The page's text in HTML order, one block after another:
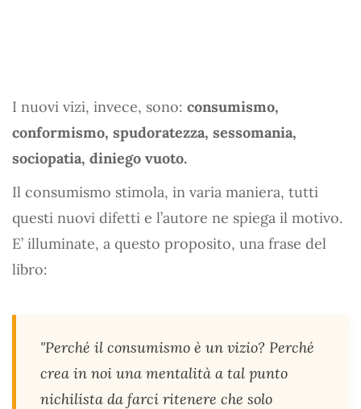
I nuovi vizi, invece, sono: consumismo,
conformismo, spudoratezza, sessomania,
sociopatia, diniego vuoto.
Il consumismo stimola, in varia maniera, tutti
questi nuovi difetti e l’autore ne spiega il motivo.
E’ illuminate, a questo proposito, una frase del
libro:
"Perché il consumismo è un vizio? Perché
crea in noi una mentalità a tal punto
nichilista da farci ritenere che solo